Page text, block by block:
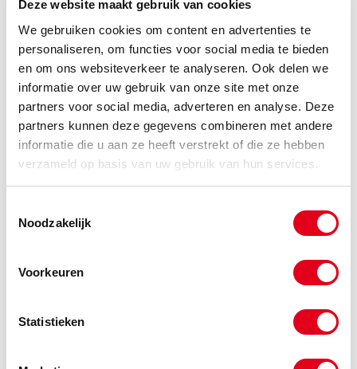
Deze website maakt gebruik van cookies
We gebruiken cookies om content en advertenties te
personaliseren, om functies voor social media te bieden
en om ons websiteverkeer te analyseren. Ook delen we
informatie over uw gebruik van onze site met onze
partners voor social media, adverteren en analyse. Deze
partners kunnen deze gegevens combineren met andere
informatie die u aan ze heeft verstrekt of die ze hebben
verzameld op basis van uw gebruik van hun services.
Noodzakelijk
Voorkeuren
Statistieken
Gerelateerde categorieën voor Wit
Lagerblok FLPL